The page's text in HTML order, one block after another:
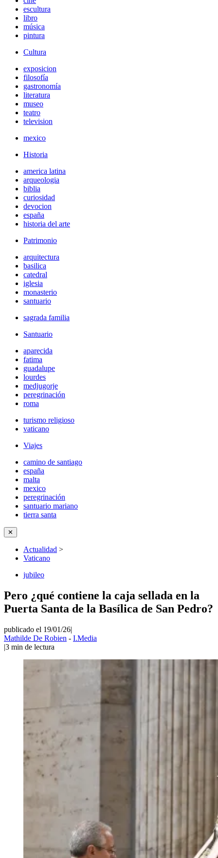
escultura
libro
música
pintura
Cultura
exposicion
filosofía
gastronomía
literatura
museo
teatro
television
mexico
Historia
america latina
arqueologia
biblia
curiosidad
devocion
españa
historia del arte
Patrimonio
arquitectura
basilica
catedral
iglesia
monasterio
santuario
sagrada familia
Santuario
aparecida
fatima
guadalupe
lourdes
medjugorje
peregrinación
roma
turismo religioso
vaticano
Viajes
camino de santiago
españa
malta
mexico
peregrinación
santuario mariano
tierra santa
✕
Actualidad >
Vaticano
jubileo
Pero ¿qué contiene la caja sellada en la
Puerta Santa de la Basílica de San Pedro?
publicado el 19/01/26|
Mathilde De Robien - I.Media
|3 min de lectura